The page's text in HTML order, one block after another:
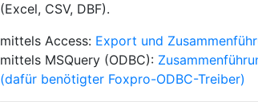
(Excel, CSV, DBF).
mittels Access: Export und
mittels MSQuery (ODBC):
(dafür benötigter Foxpro-ODBC-Treiber)